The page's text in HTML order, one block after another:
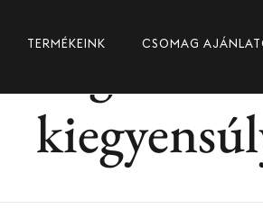
TERMÉKEINK CSOMAG
Fogadd el